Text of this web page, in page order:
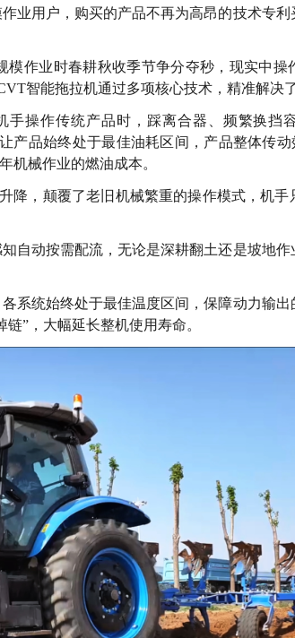
业用户，购买的产品不再为高昂的技术专
作业时春耕秋收季节争分夺秒，现实中操
智能拖拉机通过多项核心技术，精准解决
手操作传统产品时，踩离合器、频繁换挡
产品始终处于最佳油耗区间，产品整体传动
机械作业的燃油成本。
降，颠覆了老旧机械繁重的操作模式，机手
自动按需配流，无论是深耕翻土还是坡地
系统始终处于最佳温度区间，保障动力输出
”，大幅延长整机使用寿命。